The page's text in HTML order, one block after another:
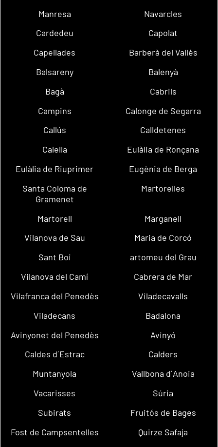
Manresa
Navarcles
Cardedeu
Capolat
Capellades
Barberà del Vallès
Balsareny
Balenyà
Bagà
Cabrils
Campins
Calonge de Segarra
Callús
Calldetenes
Calella
Eulàlia de Ronçana
Eulàlia de Riuprimer
Eugènia de Berga
Santa Coloma de
Gramenet
Martorelles
Martorell
Marganell
Vilanova de Sau
Maria de Corcó
Sant Boi
artomeu del Grau
Vilanova del Camí
Cabrera de Mar
Vilafranca del Penedès
Viladecavalls
Viladecans
Badalona
Avinyonet del Penedès
Avinyó
Caldes d´Estrac
Calders
Muntanyola
Vallbona d´Anoia
Vacarisses
Súria
Subirats
Fruitós de Bages
Fost de Campsentelles
Quirze Safaja